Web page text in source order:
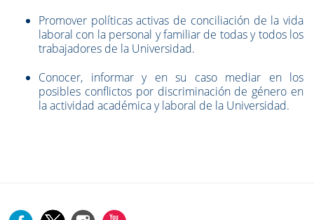
Promover políticas activas de conciliación de la vida
laboral con la personal y familiar de todas y todos los
trabajadores de la Universidad.
Conocer, informar y en su caso mediar en los
posibles conflictos por discriminación de género en
la actividad académica y laboral de la Universidad.